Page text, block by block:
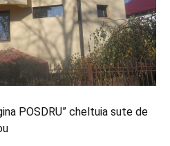
POSDRU” cheltuia sute de